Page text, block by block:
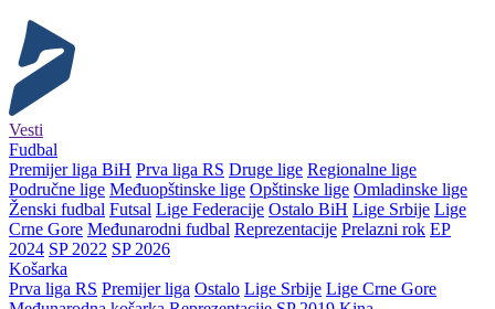
Vesti
Fudbal
Premijer liga BiH Prva liga RS Druge lige Regionalne lige
Područne lige Međuopštinske lige Opštinske lige Omladinske lige
Ženski fudbal Futsal Lige Federacije Ostalo BiH Lige Srbije Lige
Crne Gore Međunarodni fudbal Reprezentacije Prelazni rok EP
2024 SP 2022 SP 2026
Košarka
Prva liga RS Premijer liga Ostalo Lige Srbije Lige Crne Gore